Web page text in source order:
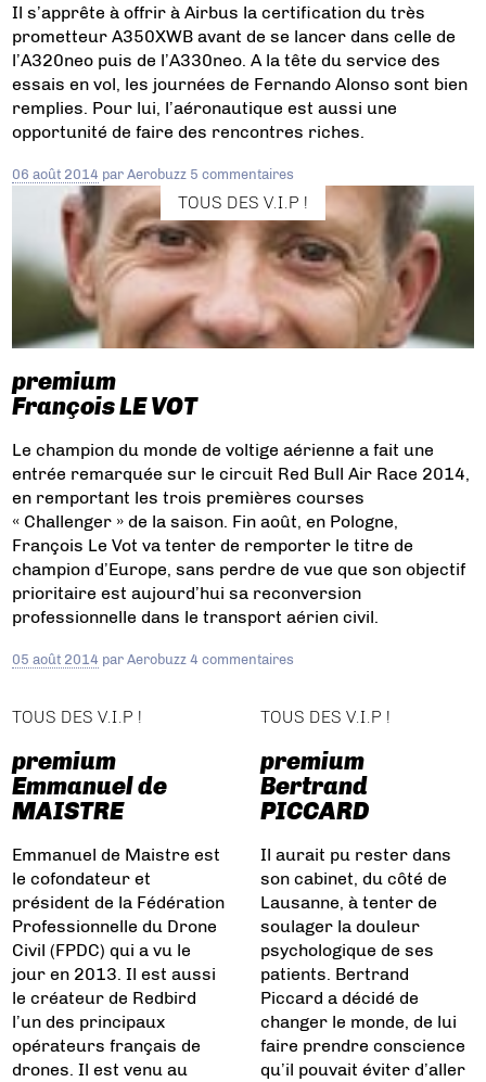
Il s’apprête à offrir à Airbus la certification du très
prometteur A350XWB avant de se lancer dans celle de
l’A320neo puis de l’A330neo. A la tête du service des
essais en vol, les journées de Fernando Alonso sont bien
remplies. Pour lui, l’aéronautique est aussi une
opportunité de faire des rencontres riches.
06 août 2014 parAerobuzz 5 commentaires
TOUS DES V.I.P !
premium
François LE VOT
Le champion du monde de voltige aérienne a fait une
entrée remarquée sur le circuit Red Bull Air Race 2014,
en remportant les trois premières courses
« Challenger » de la saison. Fin août, en Pologne,
François Le Vot va tenter de remporter le titre de
champion d’Europe, sans perdre de vue que son objectif
prioritaire est aujourd’hui sa reconversion
professionnelle dans le transport aérien civil.
05 août 2014 parAerobuzz 4 commentaires
TOUS DES V.I.P !
premium
Emmanuel de
MAISTRE
Emmanuel de Maistre est
le cofondateur et
président de la Fédération
Professionnelle du Drone
Civil (FPDC) qui a vu le
jour en 2013. Il est aussi
le créateur de Redbird
l’un des principaux
opérateurs français de
drones. Il est venu au
TOUS DES V.I.P !
premium
Bertrand
PICCARD
Il aurait pu rester dans
son cabinet, du côté de
Lausanne, à tenter de
soulager la douleur
psychologique de ses
patients. Bertrand
Piccard a décidé de
changer le monde, de lui
faire prendre conscience
qu’il pouvait éviter d’aller